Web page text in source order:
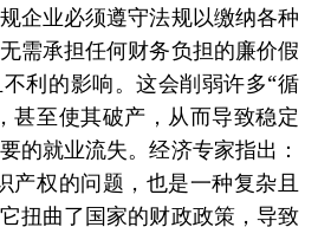
企业必须遵守法规以缴纳各种
需承担任何财务负担的廉价假
利的影响。这会削弱许多“循
甚至使其破产，从而导致稳定
的就业流失。经济专家指出：
产权的问题，也是一种复杂且
扭曲了国家的财政政策，导致